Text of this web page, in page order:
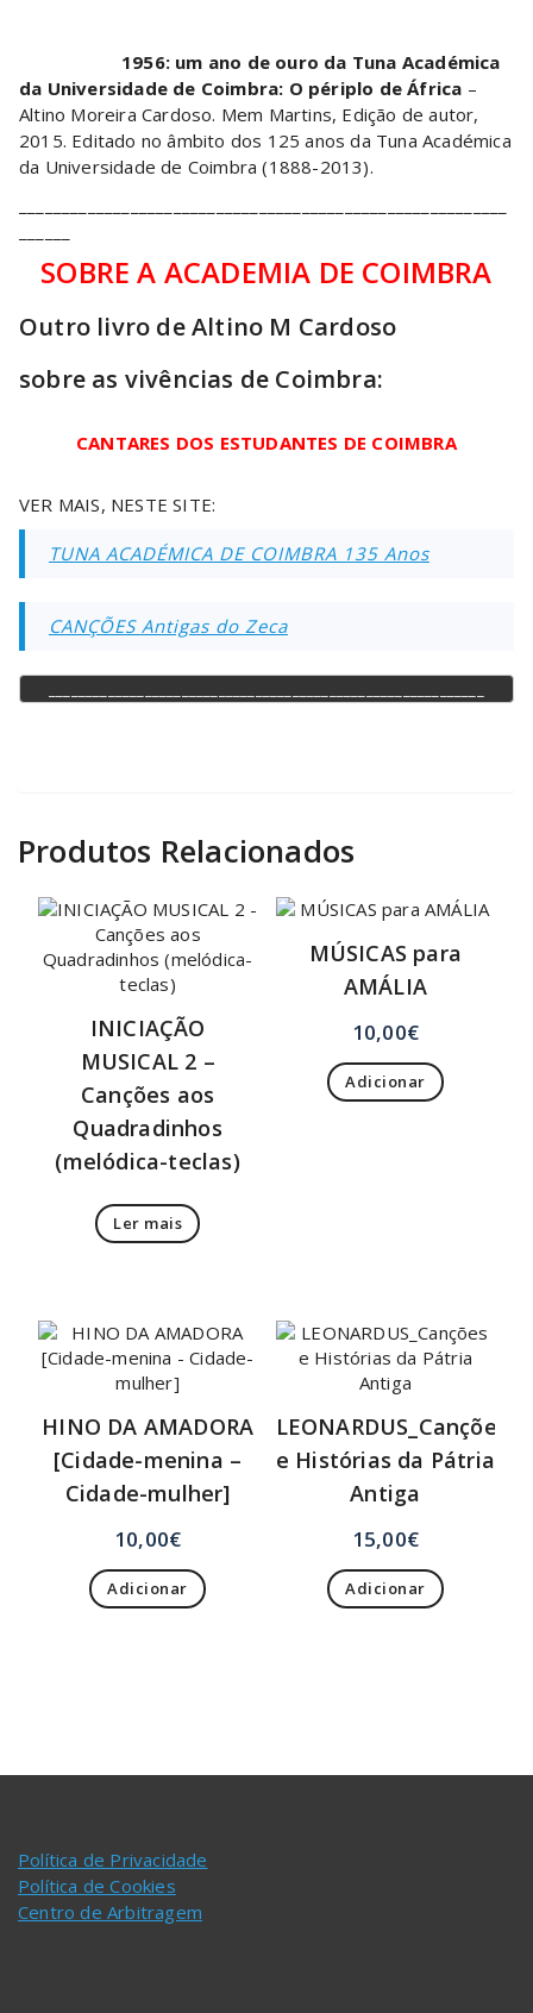
1956: um ano de ouro da Tuna Académica
da Universidade de Coimbra: O périplo de África –
Altino Moreira Cardoso. Mem Martins, Edição de autor,
2015. Editado no âmbito dos 125 anos da Tuna Académica
da Universidade de Coimbra (1888-2013).
SOBRE A ACADEMIA DE COIMBRA
Outro livro de Altino M Cardoso
sobre as vivências de Coimbra:
CANTARES DOS ESTUDANTES DE COIMBRA
VER MAIS, NESTE SITE:
TUNA ACADÉMICA DE COIMBRA 135 Anos
CANÇÕES Antigas do Zeca
Produtos Relacionados
INICIAÇÃO
MUSICAL 2 –
Canções aos
Quadradinhos
(melódica-teclas)
Ler mais
MÚSICAS para
AMÁLIA
10,00€
Adicionar
HINO DA AMADORA
[Cidade-menina –
Cidade-mulher]
10,00€
Adicionar
LEONARDUS_Canções
e Histórias da Pátria
Antiga
15,00€
Adicionar
Política de Privacidade
Política de Cookies
Centro de Arbitragem